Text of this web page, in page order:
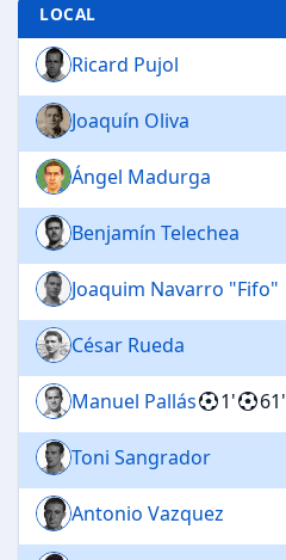
LOCAL
Ricard Pujol
Joaquín Oliva
Ángel Madurga
Benjamín Telechea
Joaquim Navarro "Fifo"
César Rueda
Manuel Pallás 1' 61'
Toni Sangrador
Antonio Vazquez